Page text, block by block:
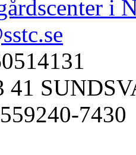
i
41
559240-7430